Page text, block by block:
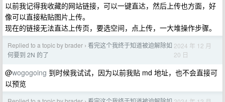
以前我记得我收藏的网站链接，可以一键直达，然后上传也方面，好
像可以直接粘贴图片上传。
现在的链接无法直达上传页，要选空间，点上传，一大堆操作步骤。
Replied to a topic by brader › 看完这个我终于知道被迫解除如
何要到 2N 的了
2024 年 12 月
20 日
@wogogoing 到时候我试试，因为以前我贴 md 地址，也不会直接可
以预览